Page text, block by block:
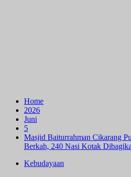
Home
2026
Juni
5
Masjid Baiturrahman Cikarang
Berkah, 240 Nasi Kotak
Kebudayaan